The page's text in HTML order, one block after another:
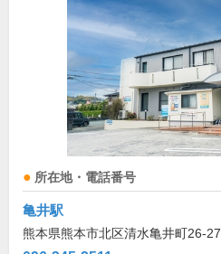
所在地・電話番号
亀井駅
熊本県熊本市北区清水亀井町26-27